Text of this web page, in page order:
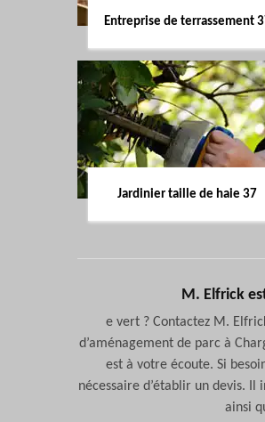
Entreprise de terrassement
Jardinier taille de haie 37
M. Elfrick
e vert ? Contactez M.
d’aménagement de parc à
est à votre écoute. Si
nécessaire d’établir un devis.
ainsi